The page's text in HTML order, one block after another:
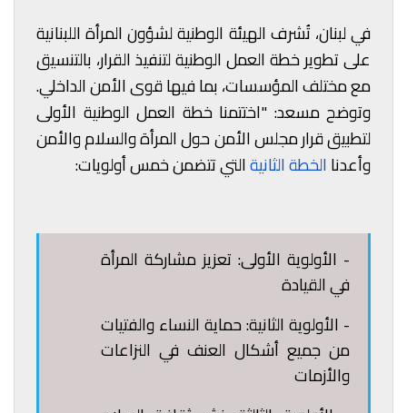
في لبنان، تُشرف الهيئة الوطنية لشؤون المرأة اللبنانية
على تطوير خطة العمل الوطنية لتنفيذ القرار، بالتنسيق
مع مختلف المؤسسات، بما فيها قوى الأمن الداخلي.
وتوضح مسعد: "اختتمنا خطة العمل الوطنية الأولى
لتطبيق قرار مجلس الأمن حول المرأة والسلام والأمن
وأعدناالخطة الثانيةالتي تتضمن خمس أولويات:
- الأولوية الأولى: تعزيز مشاركة المرأة
في القيادة
- الأولوية الثانية: حماية النساء والفتيات
من جميع أشكال العنف في النزاعات
والأزمات